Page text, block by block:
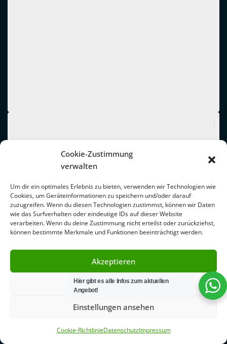
Cookie-Zustimmung
verwalten
Um dir ein optimales Erlebnis zu bieten, verwenden wir Technologien wie
Cookies, um Geräteinformationen zu speichern und/oder darauf
zuzugreifen. Wenn du diesen Technologien zustimmst, können wir Daten
wie das Surfverhalten oder eindeutige IDs auf dieser Website
verarbeiten. Wenn du deine Zustimmung nicht erteilst oder zurückziehst,
können bestimmte Merkmale und Funktionen beeinträchtigt werden.
Akzeptieren
Ablehnen
Einstellungen ansehen
Cookie-RichtlinieDatenschutzImpressum
Hier gibt es alle Infos zum aktuellen
Angebot!